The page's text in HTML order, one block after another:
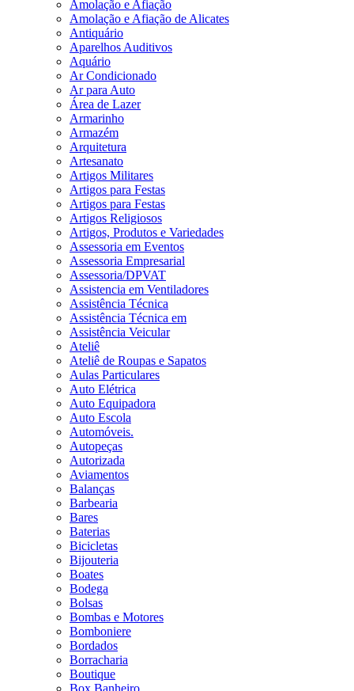
Amolação e Afiação
Amolação e Afiação de Alicates
Antiquário
Aparelhos Auditivos
Aquário
Ar Condicionado
Ar para Auto
Área de Lazer
Armarinho
Armazém
Arquitetura
Artesanato
Artigos Militares
Artigos para Festas
Artigos para Festas
Artigos Religiosos
Artigos, Produtos e Variedades
Assessoria em Eventos
Assessoria Empresarial
Assessoria/DPVAT
Assistencia em Ventiladores
Assistência Técnica
Assistência Técnica em
Assistência Veicular
Ateliê
Ateliê de Roupas e Sapatos
Aulas Particulares
Auto Elétrica
Auto Equipadora
Auto Escola
Automóveis.
Autopeças
Autorizada
Aviamentos
Balanças
Barbearia
Bares
Baterias
Bicicletas
Bijouteria
Boates
Bodega
Bolsas
Bombas e Motores
Bomboniere
Bordados
Borracharia
Boutique
Box Banheiro